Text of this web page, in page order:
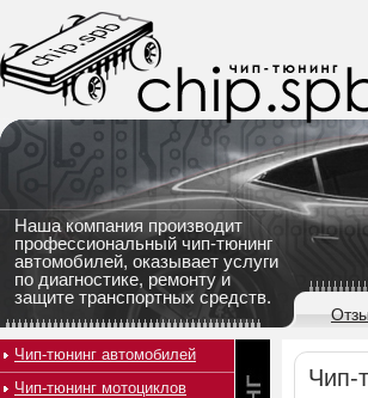
Наша компания производит
профессиональный чип-тюнинг
автомобилей, оказывает услуги
по диагностике, ремонту и
защите транспортных средств.
Чип-
Чип-тюнинг автомобилей
Чип-тюнинг мотоциклов